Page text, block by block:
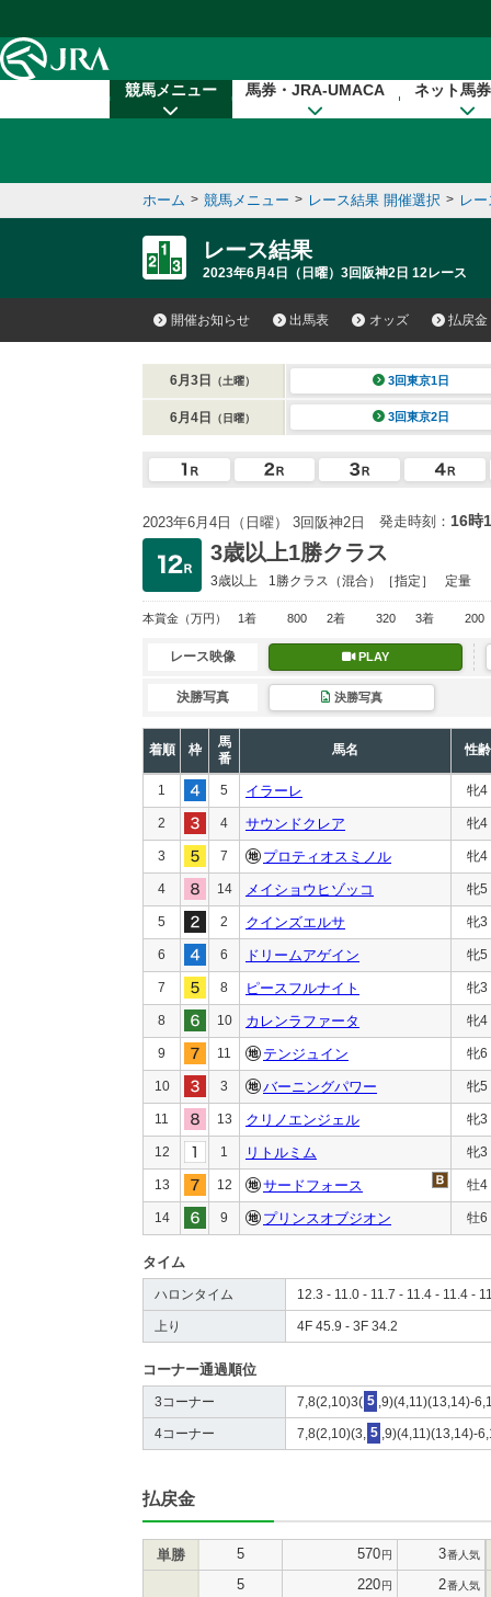
競馬メニュー 馬券・JRA-UMACA ネット馬
ホーム > 競馬メニュー > レース結果 開催選択 > レ
レース結果
2023年6月4日（日曜）3回阪神2日 12レース
開催お知らせ 出馬表 オッズ 払戻金
6月3日 （土曜） 3回東京1日
6月4日 （日曜） 3回東京2日
2023年6月4日（日曜） 3回阪神2日 発走時刻： 16時
3歳以上1勝クラス
3歳以上 1勝クラス （混合）［指定］ 定量
本賞金 （万円） 1着 800 2着 320 3着 200
レース映像 PLAY
決勝写真 決勝写真
着順 枠
馬
番
馬名 性齢
1 5 イラーレ 牝4
2 4 サウンドクレア 牝4
3 7 プロティオスミノル 牝4
4 14 メイショウヒゾッコ 牝5
5 2 クインズエルサ 牝3
6 6 ドリームアゲイン 牝5
7 8 ピースフルナイト 牝3
8 10 カレンラファータ 牝4
9 11 テンジュイン 牝6
10 3 バーニングパワー 牝5
11 13 クリノエンジェル 牝3
12 1 リトルミム 牝3
13 12 サードフォース 牡4
14 9 プリンスオブジオン 牡6
タイム
ハロンタイム 12.3 - 11.0 - 11.7 - 11.4 - 11.4 -
上り 4F 45.9 - 3F 34.2
コーナー通過順位
3コーナー 7,8(2,10)3( 5 ,9)(4,11)(13,14)-
4コーナー 7,8(2,10)(3, 5 ,9)(4,11)(13,14)-
払戻金
単勝 5 570円 3番人気
5 220円 2番人気